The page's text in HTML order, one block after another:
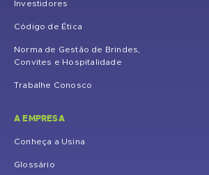
Investidores
Código de Ética
Norma de Gestão de Brindes,
Convites e Hospitalidade
Trabalhe Conosco
A EMPRESA
Conheça a Usina
Glossário